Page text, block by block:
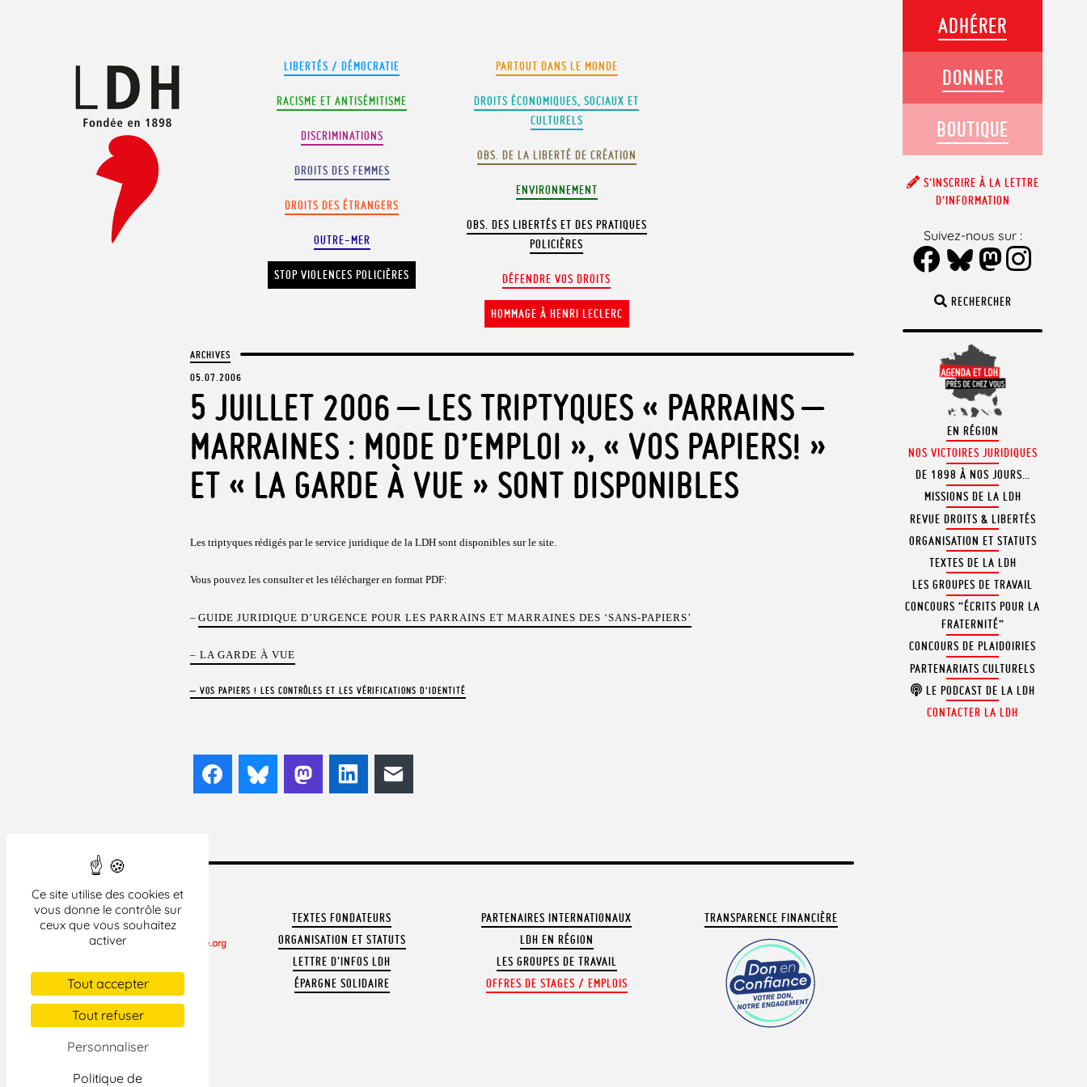
Ce site utilise des cookies et
vous donne le contrôle sur
ceux que vous souhaitez
activer
Tout accepter
Tout refuser
Personnaliser
Politique de
LIBERTÉS / DÉMOCRATIE
RACISME ET ANTISÉMITISME
DISCRIMINATIONS
DROITS DES FEMMES
DROITS DES ÉTRANGERS
OUTRE-MER
STOP VIOLENCES POLICIÈRES
PARTOUT DANS LE MONDE
DROITS ÉCONOMIQUES, SOCIAUX ET
CULTURELS
OBS. DE LA LIBERTÉ DE CRÉATION
ENVIRONNEMENT
OBS. DES LIBERTÉS ET DES PRATIQUES
POLICIÈRES
DÉFENDRE VOS DROITS
HOMMAGE À HENRI LECLERC
ARCHIVES
05.07.2006
5 JUILLET 2006 – LES TRIPTYQUES « PARRAINS –
MARRAINES : MODE D’EMPLOI », « VOS PAPIERS! »
ET « LA GARDE À VUE » SONT DISPONIBLES
Les triptyques rédigés par le service juridique de la LDH sont disponibles sur le site.
Vous pouvez les consulter et les télécharger en format PDF:
–GUIDE JURIDIQUE D’URGENCE POUR LES PARRAINS ET MARRAINES DES ‘SANS-PAPIERS’
– LA GARDE À VUE
– VOS PAPIERS ! LES CONTRÔLES ET LES VÉRIFICATIONS D’IDENTITÉ
FacebookBlueskyMastodonLinkedIn
CONTACTER LA LDH
REVUE DE PRESSE
ARCHIVES
TEXTES FONDATEURS
ORGANISATION ET STATUTS
LETTRE D'INFOS LDH
ÉPARGNE SOLIDAIRE
PARTENAIRES INTERNATIONAUX
LDH EN RÉGION
LES GROUPES DE TRAVAIL
OFFRES DE STAGES / EMPLOIS
TRANSPARENCE FINANCIÈRE
RECHERCHER
EN RÉGION
NOS VICTOIRES JURIDIQUES
DE 1898 À NOS JOURS…
MISSIONS DE LA LDH
REVUE DROITS & LIBERTÉS
ORGANISATION ET STATUTS
TEXTES DE LA LDH
LES GROUPES DE TRAVAIL
CONCOURS “ÉCRITS POUR LA
FRATERNITÉ”
CONCOURS DE PLAIDOIRIES
PARTENARIATS CULTURELS
LE PODCAST DE LA LDH
CONTACTER LA LDH
ADHÉRER
DONNER
BOUTIQUE
S’INSCRIRE À LA LETTRE
D’INFORMATION
Suivez-nous sur :